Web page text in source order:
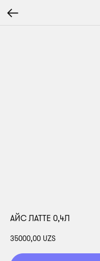
АЙС ЛАТТЕ 0,4Л
35000,00 UZS